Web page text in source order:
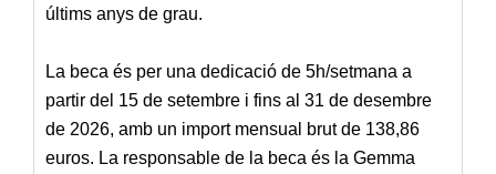
últims anys de grau.
La beca és per una dedicació de 5h/setmana a
partir del 15 de setembre i fins al 31 de desembre
de 2026, amb un import mensual brut de 138,86
euros. La responsable de la beca és la Gemma